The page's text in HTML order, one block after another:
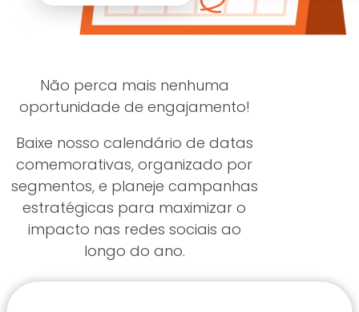
Não perca mais nenhuma
oportunidade de engajamento!
Baixe nosso calendário de datas
comemorativas, organizado por
segmentos, e planeje campanhas
estratégicas para maximizar o
impacto nas redes sociais ao
longo do ano.